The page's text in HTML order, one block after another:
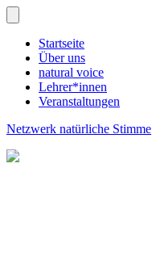
Startseite
Über uns
natural voice
Lehrer*innen
Veranstaltungen
Netzwerk natürliche Stimme